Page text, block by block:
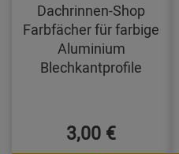
Dachrinnen-Shop
Farbfächer für farbige
Aluminium
Blechkantprofile
3,00 €